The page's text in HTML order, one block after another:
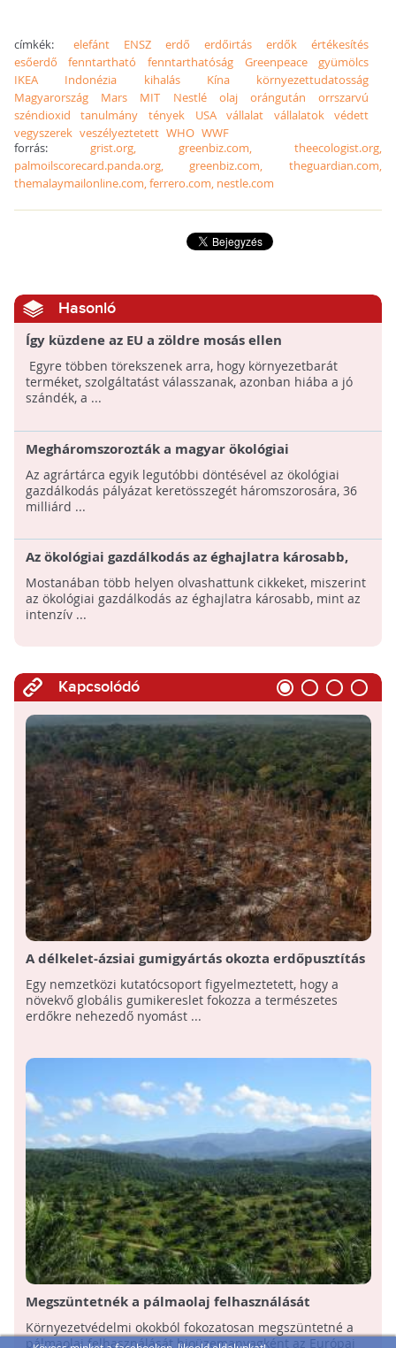
címkék: elefánt ENSZ erdő erdőirtás erdők
értékesítés
esőerdő
fenntartható fenntarthatóság Greenpeace
gyümölcs
IKEA
Indonézia kihalás Kína
környezettudatosság
Magyarország
Mars MIT Nestlé olaj orángután
orrszarvú
széndioxid
tanulmány tények USA vállalat vállalatok
védett
vegyszerek veszélyeztetett WHO WWF
forrás: grist.org, greenbiz.com, theecologist.org,
palmoilscorecard.panda.org, greenbiz.com, theguardian.com,
themalaymailonline.com, ferrero.com, nestle.com
Hasonló
Így küzdene az EU a zöldre mosás ellen
Egyre többen törekszenek arra, hogy környezetbarát
terméket, szolgáltatást válasszanak, azonban hiába a jó
szándék, a ...
Megháromszorozták a magyar ökológiai
gazdálkodás pályázat keretösszegét
Az agrártárca egyik legutóbbi döntésével az ökológiai
gazdálkodás pályázat keretösszegét háromszorosára, 36
milliárd ...
Az ökológiai gazdálkodás az éghajlatra károsabb,
mint az intenzív konvencionális gazdálkodás?
Mostanában több helyen olvashattunk cikkeket, miszerint
az ökológiai gazdálkodás az éghajlatra károsabb, mint az
intenzív ...
Kapcsolódó
A délkelet-ázsiai gumigyártás okozta erdőpusztítás
akár háromszor nagyobb, mint korábban azt
feltételezték
Egy nemzetközi kutatócsoport figyelmeztetett, hogy a
növekvő globális gumikereslet fokozza a természetes
erdőkre nehezedő nyomást ...
Megszüntetnék a pálmaolaj felhasználását
bioüzemanyagként
Környezetvédelmi okokból fokozatosan megszüntetné a
pálmaolaj felhasználását bioüzemanyagként az Európai